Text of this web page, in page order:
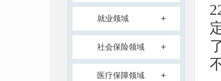
就业领域 +
社会保险领域 +
医疗保障领域 +